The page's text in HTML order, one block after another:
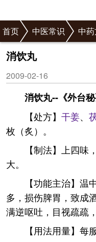
首页 中医常识 中
消饮丸
2009-02-16
消饮丸--《外台
【处方】 干姜、
枚（炙）。
【制法】上四
大。
【功能主治】
多，损伤脾胃，致成
满逆呕吐，目视疏疏
【用法用量】每